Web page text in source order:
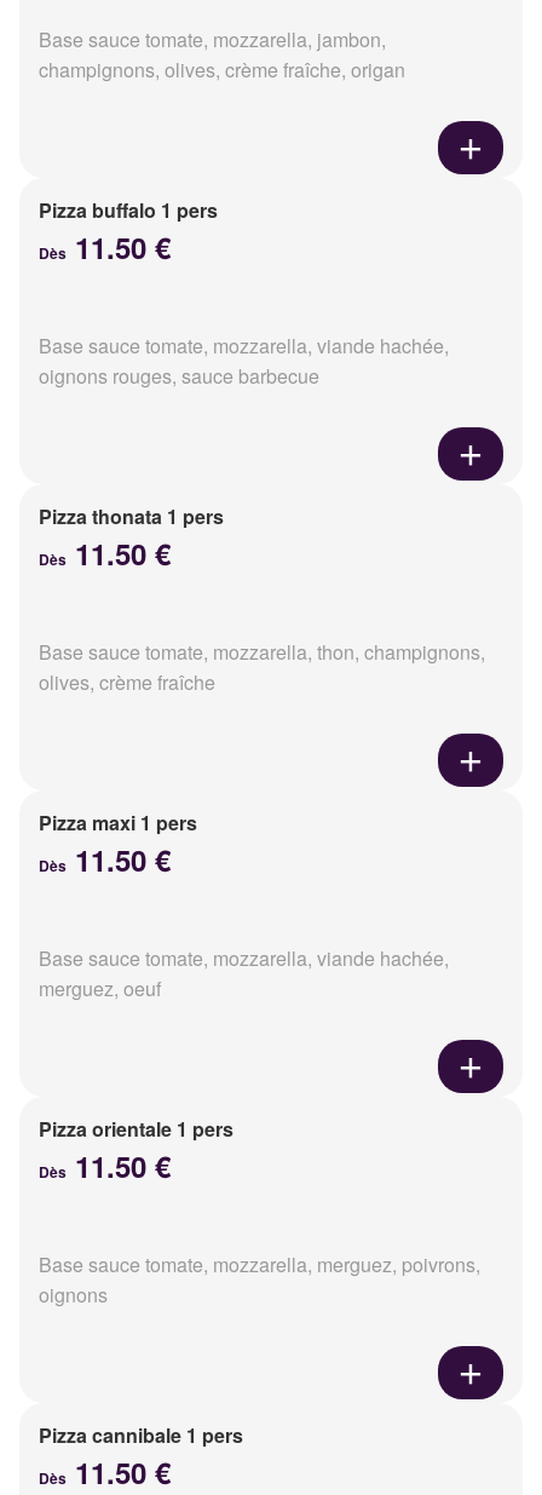
Base sauce tomate, mozzarella, jambon,
champignons, olives, crème fraîche, origan
Pizza buffalo 1 pers
Dès 11.50 €
Base sauce tomate, mozzarella, viande hachée,
oignons rouges, sauce barbecue
Pizza thonata 1 pers
Dès 11.50 €
Base sauce tomate, mozzarella, thon, champignons,
olives, crème fraîche
Pizza maxi 1 pers
Dès 11.50 €
Base sauce tomate, mozzarella, viande hachée,
merguez, oeuf
Pizza orientale 1 pers
Dès 11.50 €
Base sauce tomate, mozzarella, merguez, poivrons,
oignons
Pizza cannibale 1 pers
Dès 11.50 €